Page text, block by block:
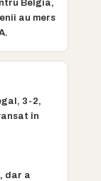
Belgia,
au mers
3-2,
în
dar a